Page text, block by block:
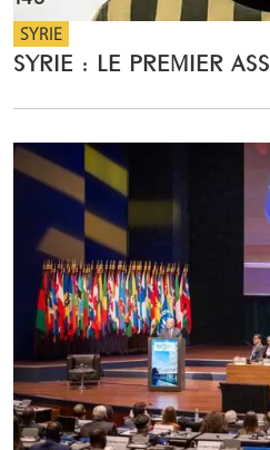
SYRIE
SYRIE : LE PREMIER